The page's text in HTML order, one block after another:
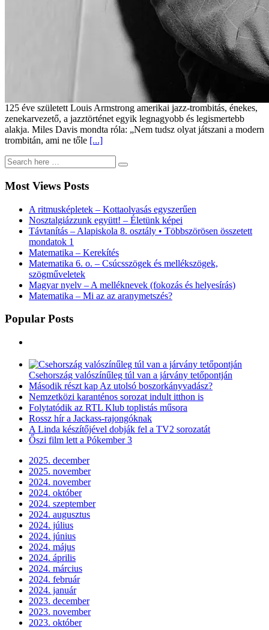
125 éve született Louis Armstrong amerikai jazz-trombitás, énekes,
zenekarvezető, a jazztörténet egyik legnagyobb és legismertebb
alakja. Miles Davis mondta róla: „Nem tudsz olyat játszani a modern
trombitán, ami ne tőle [...]
Most Views Posts
A ritmusképletek – Kottaolvasás egyszerűen
Nosztalgiázzunk együtt! – Életünk képei
Távtanítás – Alapiskola 8. osztály • Többszörösen összetett
mondatok 1
Matematika – Kerekítés
Matematika 6. o. – Csúcsszögek és mellékszögek,
szögműveletek
Magyar nyelv – A melléknevek (fokozás és helyesírás)
Matematika – Mi az az aranymetszés?
Popular Posts
Csehország valószínűleg túl van a járvány tetőpontján
Második részt kap Az utolsó boszorkányvadász?
Nemzetközi karanténos sorozat indult itthon is
Folytatódik az RTL Klub toplistás műsora
Rossz hír a Jackass-rajongóknak
A Linda készítőjével dobják fel a TV2 sorozatát
Őszi film lett a Pókember 3
2025. december
2025. november
2024. november
2024. október
2024. szeptember
2024. augusztus
2024. július
2024. június
2024. május
2024. április
2024. március
2024. február
2024. január
2023. december
2023. november
2023. október